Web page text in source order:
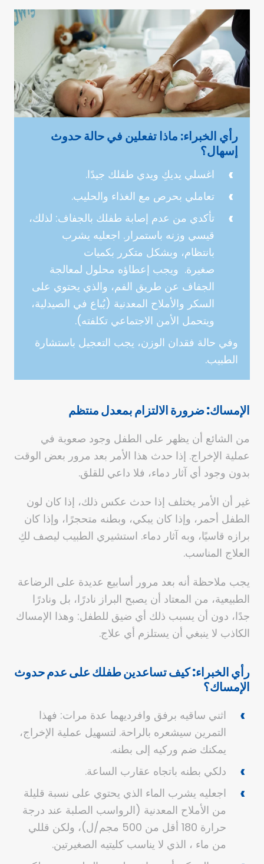
رأي الخبراء: ماذا تفعلين في حالة حدوث
إسهال؟
اغسلي يديكِ ويدي طفلك جيدًا.
تعاملي بحرص مع الغذاء والحليب.
تأكدي من عدم إصابة طفلك بالجفاف: لذلك،
قيسي وزنه باستمرار. اجعليه يشرب
بانتظام، وبشكل متكرر بكميات
صغيرة. ويجب إعطاؤه محلول لمعالجة
الجفاف عن طريق الفم، والذي يحتوي على
السكر والأملاح المعدنية (يُباع في الصيدلية،
ويتحمل الأمن الاجتماعي تكلفته).
وفي حالة فقدان الوزن، يجب التعجيل باستشارة
الطبيب.
الإمساك: ضرورة الالتزام بمعدل منتظم
من الشائع أن يظهر على الطفل وجود صعوبة في
عملية الإخراج. إذا حدث هذا الأمر بعد مرور بعض الوقت
بدون وجود أي آثار دماء، فلا داعي للقلق.
غير أن الأمر يختلف إذا حدث عكس ذلك، إذا كان لون
الطفل أحمر، وإذا كان يبكي، وبطنه متحجرًا، وإذا كان
برازه قاسيًا، وبه آثار دماء. استشيري الطبيب ليصف لكِ
العلاج المناسب.
يجب ملاحظة أنه بعد مرور أسابيع عديدة على الرضاعة
الطبيعية، من المعتاد أن يصبح البراز نادرًا، بل ونادرًا
جدًا، دون أن يسبب ذلك أي ضيق للطفل: وهذا الإمساك
الكاذب لا ينبغي أن يستلزم أي علاج.
رأي الخبراء: كيف تساعدين طفلك على عدم حدوث
الإمساك؟
اثني ساقيه برفق وافرديهما عدة مرات: فهذا
التمرين سيشعره بالراحة. لتسهيل عملية الإخراج،
يمكنك ضم وركيه إلى بطنه.
دلكي بطنه باتجاه عقارب الساعة.
اجعليه يشرب الماء الذي يحتوي على نسبة قليلة
من الأملاح المعدنية (الرواسب الصلبة عند درجة
حرارة 180 أقل من 500 مجم/ل)، ولكن قللي
من ماء ، الذي لا يناسب كليتيه الصغيرتين.